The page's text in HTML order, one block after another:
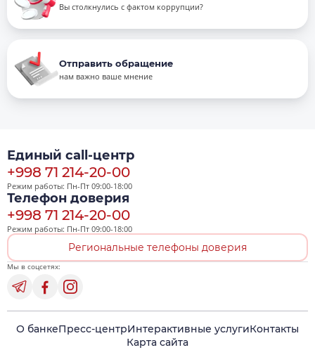
Вы столкнулись с фактом коррупции?
Отправить обращение
нам важно ваше мнение
Единый call-центр
+998 71 214-20-00
Режим работы: Пн-Пт 09:00-18:00
Телефон доверия
+998 71 214-20-00
Режим работы: Пн-Пт 09:00-18:00
Региональные телефоны доверия
Мы в соцсетях:
О банкеПресс-центрИнтерактивные услугиКонтакты
Карта сайта